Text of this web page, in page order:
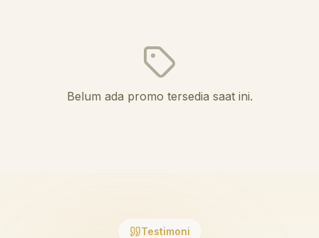
Belum ada promo tersedia saat ini.
Testimoni